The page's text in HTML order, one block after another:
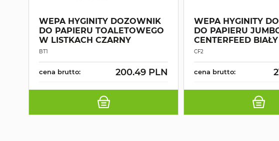
WEPA HYGINITY DOZOWNIK
DO PAPIERU TOALETOWEGO
W LISTKACH CZARNY
BT1
cena brutto: 200.49 PLN
WEPA HYGINITY
DO PAPIERU
CENTERFEED BIAŁY
CF2
cena brutto: